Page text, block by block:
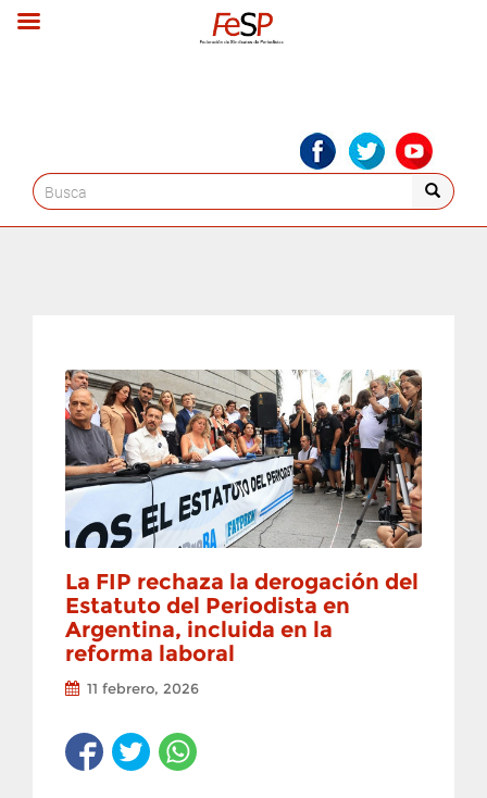
Search
for:
La FIP rechaza la derogación del
Estatuto del Periodista en
Argentina, incluida en la
reforma laboral
11 febrero, 2026